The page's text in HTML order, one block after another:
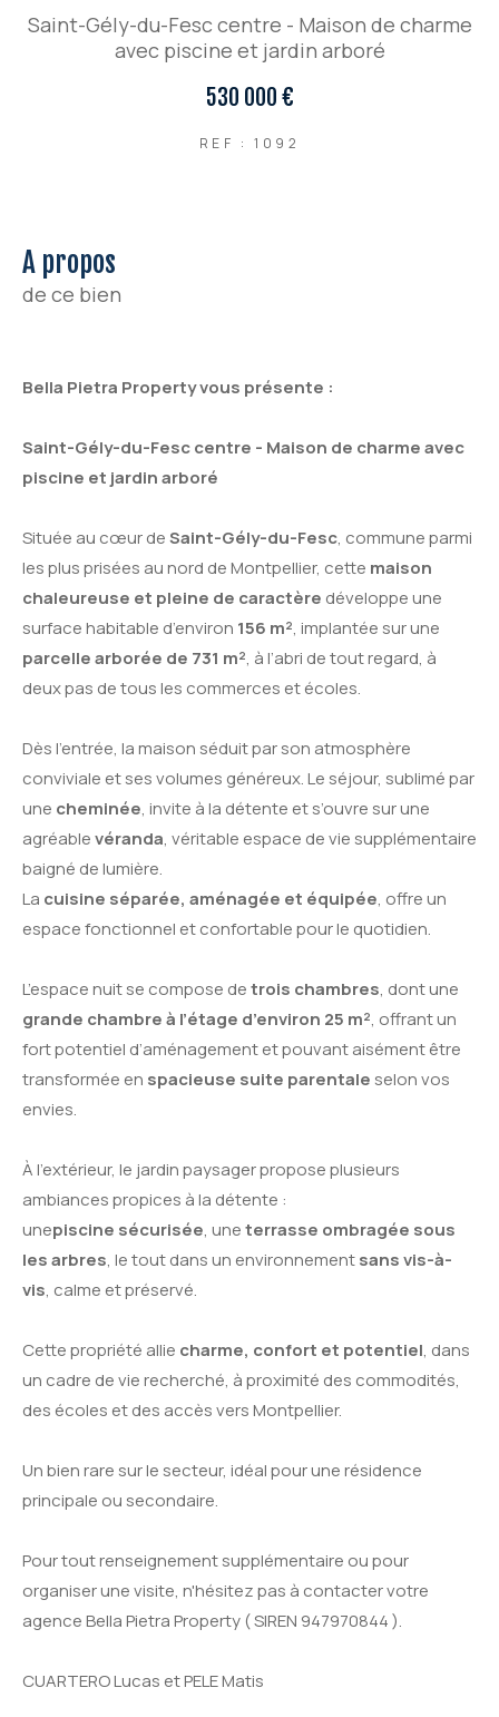
Saint-Gély-du-Fesc centre - Maison de charme
avec piscine et jardin arboré
530 000 €
REF : 1092
a propos
de ce bien
Bella Pietra Property vous présente :
Saint-Gély-du-Fesc centre - Maison de charme avec
piscine et jardin arboré
Située au cœur deSaint-Gély-du-Fesc, commune parmi
les plus prisées au nord de Montpellier, cette maison
chaleureuse et pleine de caractère développe une
surface habitable d’environ 156 m², implantée sur une
parcelle arborée de 731 m², à l’abri de tout regard, à
deux pas de tous les commerces et écoles.
Dès l’entrée, la maison séduit par son atmosphère
conviviale et ses volumes généreux. Le séjour, sublimé par
une cheminée, invite à la détente et s’ouvre sur une
agréablevéranda, véritable espace de vie supplémentaire
baigné de lumière.
La cuisine séparée, aménagée et équipée, offre un
espace fonctionnel et confortable pour le quotidien.
L’espace nuit se compose detrois chambres, dont une
grande chambre à l’étage d’environ 25 m², offrant un
fort potentiel d’aménagement et pouvant aisément être
transformée en spacieuse suite parentale selon vos
envies.
À l’extérieur, le jardin paysager propose plusieurs
ambiances propices à la détente :
unepiscine sécurisée, uneterrasse ombragée sous
les arbres, le tout dans un environnementsans vis-à-
vis, calme et préservé.
Cette propriété allie charme, confort et potentiel, dans
un cadre de vie recherché, à proximité des commodités,
des écoles et des accès vers Montpellier.
Un bien rare sur le secteur, idéal pour une résidence
principale ou secondaire.
Pour tout renseignement supplémentaire ou pour
organiser une visite, n'hésitez pas à contacter votre
agence Bella Pietra Property ( SIREN 947970844 ).
CUARTERO Lucas et PELE Matis